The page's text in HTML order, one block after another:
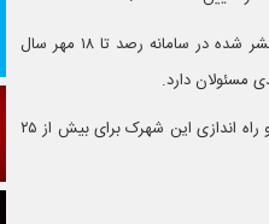
وی در ادامه از تحقق ۶۹ درصدی تعهد اشتغال در ملارد خبر داد و عنوان داشت: بنا بر آمار منتشر شده در سامانه رصد تا ۱۸ مهر سال
معاون فرماندار ملارد با اشاره به آغاز عملیات اجرایی شهرک صنعتی ملارد تصریح کرد: با تکمیل و راه اندازی این شهرک برای بیش از ۲۵